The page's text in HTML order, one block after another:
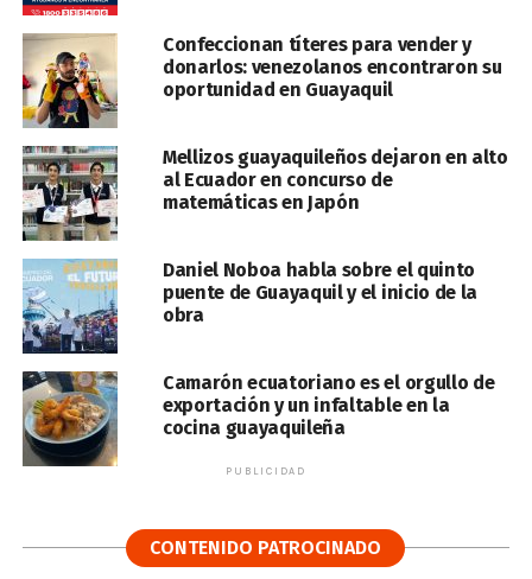
Confeccionan títeres para vender y
donarlos: venezolanos encontraron su
oportunidad en Guayaquil
Mellizos guayaquileños dejaron en alto
al Ecuador en concurso de
matemáticas en Japón
Daniel Noboa habla sobre el quinto
puente de Guayaquil y el inicio de la
obra
Camarón ecuatoriano es el orgullo de
exportación y un infaltable en la
cocina guayaquileña
PUBLICIDAD
CONTENIDO PATROCINADO